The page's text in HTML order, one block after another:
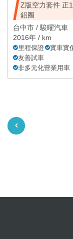
Z版空力套件 正
鋁圈
台中市 / 駿曜汽車
2016年 / km
里程保證
實車實
友善試車
非多元化營業用車